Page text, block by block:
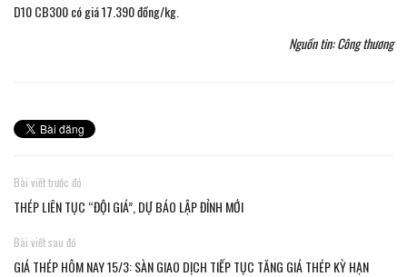
D10 CB300 có giá 17.390 đồng/kg.
Nguồn tin: Công thương
Bài viết trước đó
THÉP LIÊN TỤC “ĐỘI GIÁ”, DỰ BÁO LẬP ĐỈNH MỚI
Bài viết sau đó
GIÁ THÉP HÔM NAY 15/3: SÀN GIAO DỊCH TIẾP TỤC TĂNG GIÁ THÉP KỲ HẠN